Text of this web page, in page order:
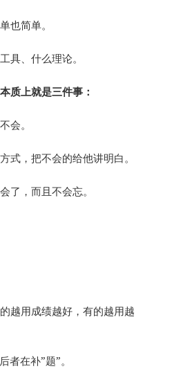
也简单。
具、什么理论。
质上就是三件事：
会。
式，把不会的给他讲明白。
了，而且不会忘。
越用成绩越好，有的越用越
者在补”题”。